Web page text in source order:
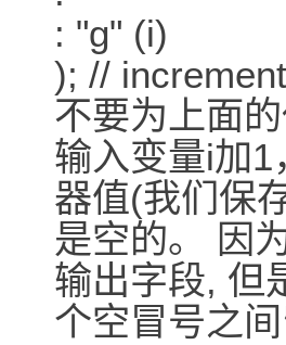
: "g" (i)
); //
不要为上面
输入变量i加
器值(我们保
是空的。 因
输出字段, 但
个空冒号之